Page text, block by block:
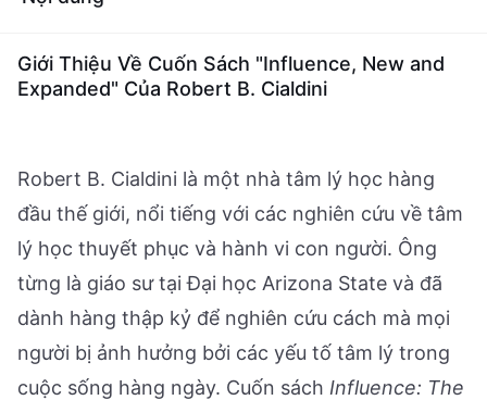
Giới Thiệu Về Cuốn Sách "Influence, New and
Expanded" Của Robert B. Cialdini
Robert B. Cialdini là một nhà tâm lý học hàng
đầu thế giới, nổi tiếng với các nghiên cứu về tâm
lý học thuyết phục và hành vi con người. Ông
từng là giáo sư tại Đại học Arizona State và đã
dành hàng thập kỷ để nghiên cứu cách mà mọi
người bị ảnh hưởng bởi các yếu tố tâm lý trong
cuộc sống hàng ngày. Cuốn sách Influence: The